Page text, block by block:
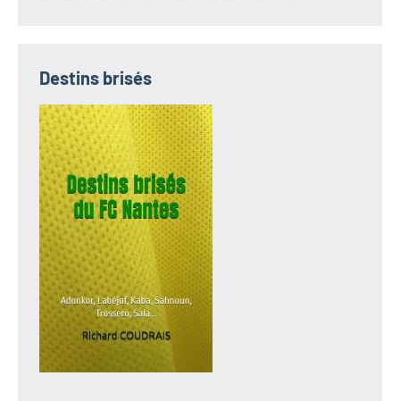
Destins brisés